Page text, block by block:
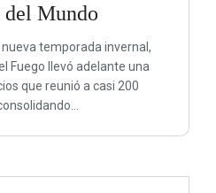
Mundo
nueva temporada invernal,
Fuego llevó adelante una
que reunió a casi 200